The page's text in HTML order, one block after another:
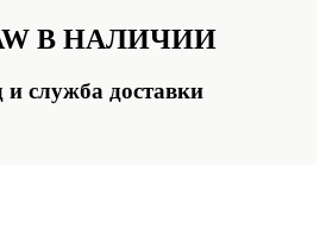
В НАЛИЧИИ
и служба доставки